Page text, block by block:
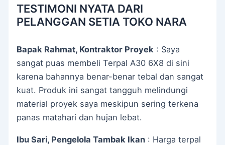
TESTIMONI NYATA DARI
PELANGGAN SETIA TOKO NARA
Bapak Rahmat, Kontraktor Proyek : Saya
sangat puas membeli Terpal A30 6X8 di sini
karena bahannya benar-benar tebal dan sangat
kuat. Produk ini sangat tangguh melindungi
material proyek saya meskipun sering terkena
panas matahari dan hujan lebat.
Ibu Sari, Pengelola Tambak Ikan : Harga terpal